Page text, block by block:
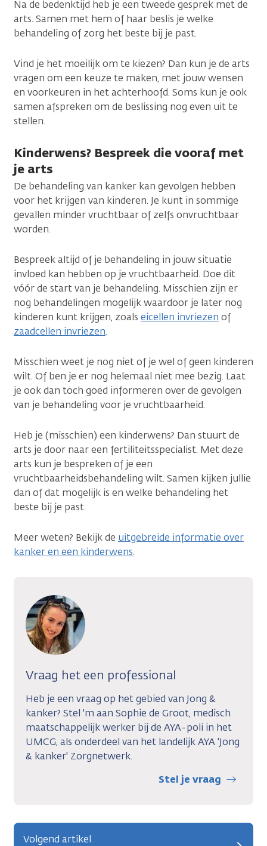
Na de bedenktijd heb je een tweede gesprek met de
arts. Samen met hem of haar beslis je welke
behandeling of zorg het beste bij je past.
Vind je het moeilijk om te kiezen? Dan kun je de arts
vragen om een keuze te maken, met jouw wensen
en voorkeuren in het achterhoofd. Soms kun je ook
samen afspreken om de beslissing nog even uit te
stellen.
Kinderwens? Bespreek die vooraf met
je arts
De behandeling van kanker kan gevolgen hebben
voor het krijgen van kinderen. Je kunt in sommige
gevallen minder vruchtbaar of zelfs onvruchtbaar
worden.
Bespreek altijd of je behandeling in jouw situatie
invloed kan hebben op je vruchtbaarheid. Doe dit
vóór de start van je behandeling. Misschien zijn er
nog behandelingen mogelijk waardoor je later nog
kinderen kunt krijgen, zoals eicellen invriezen of
zaadcellen invriezen.
Misschien weet je nog niet of je wel of geen kinderen
wilt. Of ben je er nog helemaal niet mee bezig. Laat
je ook dan toch goed informeren over de gevolgen
van je behandeling voor je vruchtbaarheid.
Heb je (misschien) een kinderwens? Dan stuurt de
arts je door naar een fertiliteitsspecialist. Met deze
arts kun je bespreken of je een
vruchtbaarheidsbehandeling wilt. Samen kijken jullie
dan of dat mogelijk is en welke behandeling het
beste bij je past.
Meer weten? Bekijk de uitgebreide informatie over
kanker en een kinderwens.
Vraag het een professional
Heb je een vraag op het gebied van Jong &
kanker? Stel 'm aan Sophie de Groot, medisch
maatschappelijk werker bij de AYA-poli in het
UMCG, als onderdeel van het landelijk AYA 'Jong
& kanker' Zorgnetwerk.
Stel je vraag
Volgend artikel